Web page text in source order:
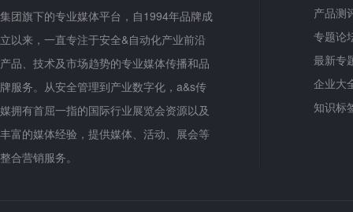
集团旗下的专业媒体平台，自1994年品牌成
立以来，一直专注于安全&自动化产业前沿
产品、技术及市场趋势的专业媒体传播和品
牌服务。从安全管理到产业数字化，a&s传
媒拥有首屈一指的国际行业展览会资源以及
丰富的媒体经验，提供媒体、活动、展会等
整合营销服务。
产品测
专题论
最新专
企业大
知识标